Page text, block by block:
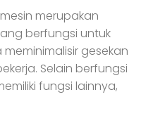
merupakan
berfungsi untuk
gesekan
Selain berfungsi
fungsi lainnya,